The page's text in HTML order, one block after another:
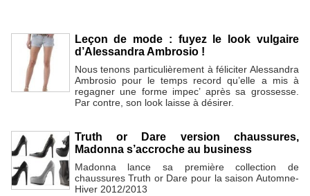
Leçon de mode : fuyez le look vulgaire
d’Alessandra Ambrosio !
Nous tenons particulièrement à féliciter Alessandra
Ambrosio pour le temps record qu’elle a mis à
regagner une forme impec’ après sa grossesse.
Par contre, son look laisse à désirer.
Truth or Dare version chaussures,
Madonna s’accroche au business
Madonna lance sa première collection de
chaussures Truth or Dare pour la saison Automne-
Hiver 2012/2013